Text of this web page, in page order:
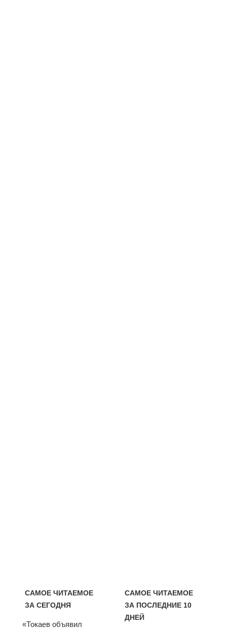
САМОЕ ЧИТАЕМОЕ
ЗА СЕГОДНЯ
«Токаев объявил
САМОЕ ЧИТАЕМОЕ
ЗА ПОСЛЕДНИЕ 10
ДНЕЙ